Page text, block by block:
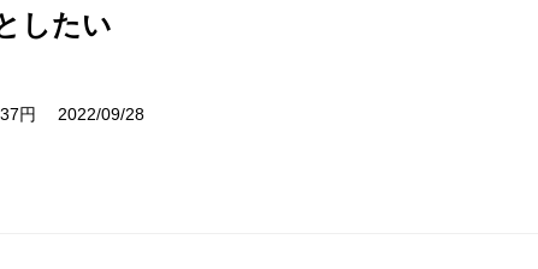
したい
円 2022/09/28